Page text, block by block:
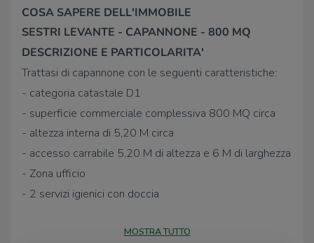
COSA SAPERE DELL'IMMOBILE
SESTRI LEVANTE - CAPANNONE - 800 MQ
DESCRIZIONE E PARTICOLARITA'
Trattasi di capannone con le seguenti caratteristiche:
- categoria catastale D1
- superficie commerciale complessiva 800 MQ circa
- altezza interna di 5,20 M circa
- accesso carrabile 5,20 M di altezza e 6 M di larghezza
- Zona ufficio
- 2 servizi igienici con doccia
- area esterna di 1800 MQ circa
MOSTRA TUTTO